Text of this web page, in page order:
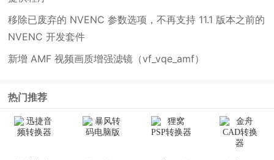
移除已废弃的 NVENC 参数选项，不再支持 11.1 版本之前的
NVENC 开发套件
新增 AMF 视频画质增强滤镜（vf_vqe_amf）
热门推荐